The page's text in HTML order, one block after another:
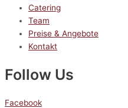
Catering
Team
Preise & Angebote
Kontakt
Follow Us
Facebook